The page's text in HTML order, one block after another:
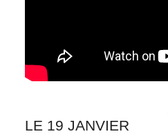
LE 19 JANVIER